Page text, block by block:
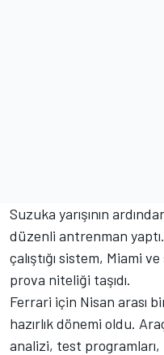
Suzuka yarışının
düzenli antrenman
çalıştığı sistem, Miami
prova niteliği taşıdı.
Ferrari için Nisan arası
hazırlık dönemi oldu.
analizi, test